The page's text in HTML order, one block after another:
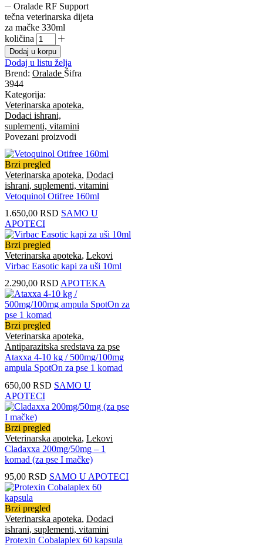
Oralade RF Support
tečna veterinarska dijeta
za mačke 330ml
količina
Dodaj u korpu
Dodaj u listu želja
Brend: Oralade Šifra
3944
Kategorija:
Veterinarska apoteka,
Dodaci ishrani,
suplementi, vitamini
Povezani proizvodi
Brzi pregled
Veterinarska apoteka, Dodaci
ishrani, suplementi, vitamini
Vetoquinol Otifree 160ml
1.650,00 RSD SAMO U
APOTECI
Brzi pregled
Veterinarska apoteka, Lekovi
Virbac Easotic kapi za uši 10ml
2.290,00 RSD APOTEKA
Brzi pregled
Veterinarska apoteka,
Antiparazitska sredstava za pse
Ataxxa 4-10 kg / 500mg/100mg
ampula SpotOn za pse 1 komad
650,00 RSD SAMO U
APOTECI
Brzi pregled
Veterinarska apoteka, Lekovi
Cladaxxa 200mg/50mg – 1
komad (za pse I mačke)
95,00 RSD SAMO U APOTECI
Brzi pregled
Veterinarska apoteka, Dodaci
ishrani, suplementi, vitamini
Protexin Cobalaplex 60 kapsula